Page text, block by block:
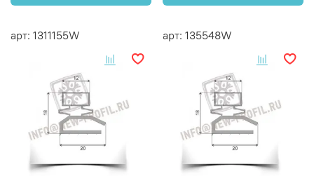
арт: 1311155W арт: 135548W